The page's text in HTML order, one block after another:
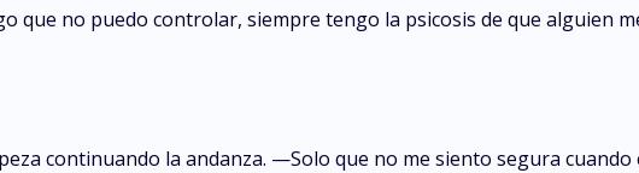
que no puedo controlar, siempre tengo la psicosis de que alguien
continuando la andanza. —Solo que no me siento segura cuando